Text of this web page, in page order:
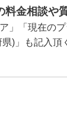
料金相談や
」「現在の
)」も記入頂